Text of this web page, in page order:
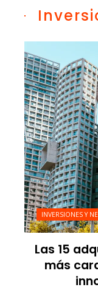
INVERSIONES Y
Las 15
más